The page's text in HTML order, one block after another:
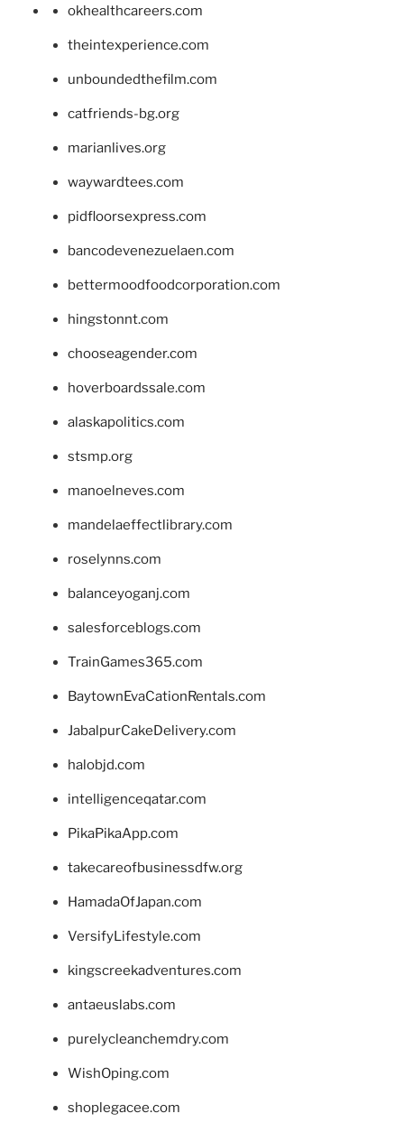
okhealthcareers.com
theintexperience.com
unboundedthefilm.com
catfriends-bg.org
marianlives.org
waywardtees.com
pidfloorsexpress.com
bancodevenezuelaen.com
bettermoodfoodcorporation.com
hingstonnt.com
chooseagender.com
hoverboardssale.com
alaskapolitics.com
stsmp.org
manoelneves.com
mandelaeffectlibrary.com
roselynns.com
balanceyoganj.com
salesforceblogs.com
TrainGames365.com
BaytownEvaCationRentals.com
JabalpurCakeDelivery.com
halobjd.com
intelligenceqatar.com
PikaPikaApp.com
takecareofbusinessdfw.org
HamadaOfJapan.com
VersifyLifestyle.com
kingscreekadventures.com
antaeuslabs.com
purelycleanchemdry.com
WishOping.com
shoplegacee.com